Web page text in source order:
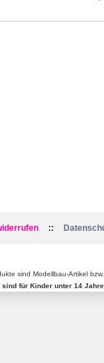
::
sind Modellbau-Artikel
sind für Kinder unter 14